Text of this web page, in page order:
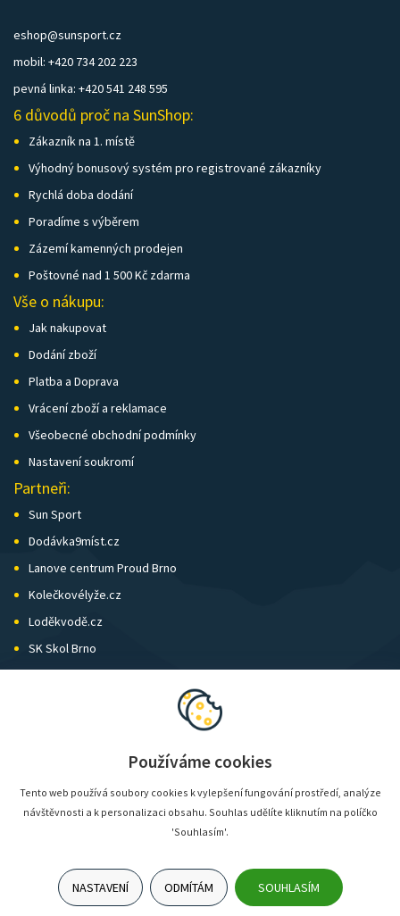
eshop@sunsport.cz
mobil: +420 734 202 223
pevná linka: +420 541 248 595
6 důvodů proč na SunShop:
Zákazník na 1. místě
Výhodný bonusový systém pro registrované zákazníky
Rychlá doba dodání
Poradíme s výběrem
Zázemí kamenných prodejen
Poštovné nad 1 500 Kč zdarma
Vše o nákupu:
Jak nakupovat
Dodání zboží
Platba a Doprava
Vrácení zboží a reklamace
Všeobecné obchodní podmínky
Nastavení soukromí
Partneři:
Sun Sport
Dodávka9míst.cz
Lanove centrum Proud Brno
Kolečkovélyže.cz
Loděkvodě.cz
SK Skol Brno
Biatlon Brno
Používáme cookies
Tento web používá soubory cookies k vylepšení fungování prostředí, analýze
návštěvnosti a k personalizaci obsahu. Souhlas udělíte kliknutím na políčko
'Souhlasím'.
NASTAVENÍ ODMÍTÁM SOUHLASÍM